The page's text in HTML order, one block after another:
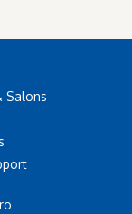
Salons